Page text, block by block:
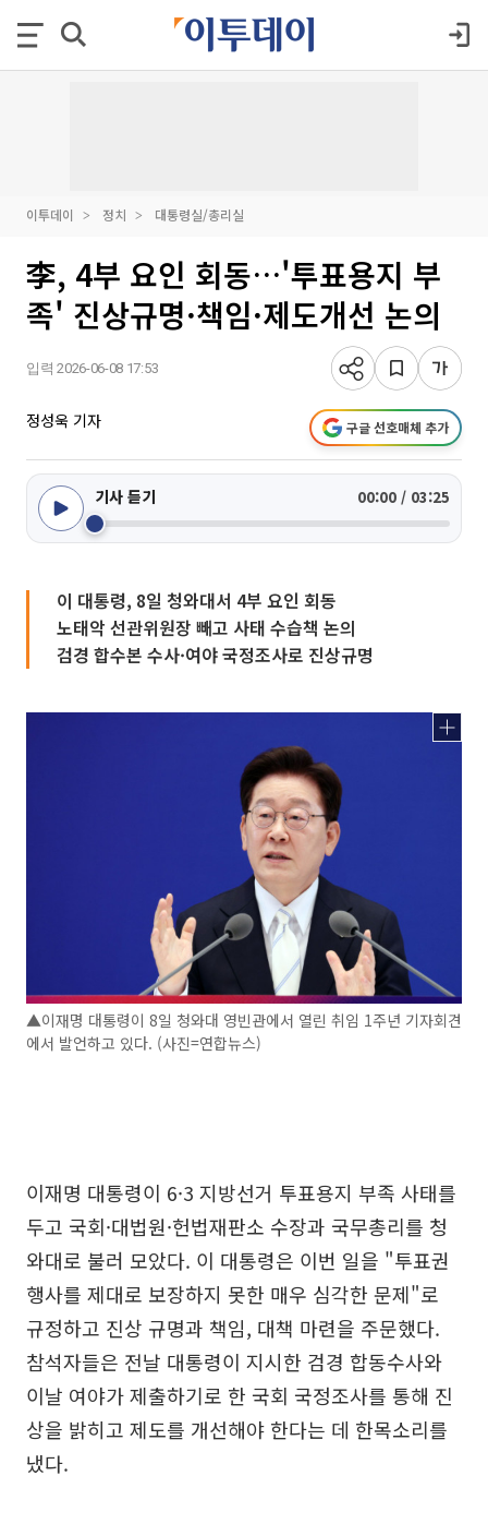
이투데이 정치 대통령실/총리실
李, 4부 요인 회동…'투표용지 부
족' 진상규명·책임·제도개선 논의
입력 2026-06-08 17:53
정성욱 기자 구글 선호매체 추가
기사 듣기 00:00 / 03:25
이 대통령, 8일 청와대서 4부 요인 회동
노태악 선관위원장 빼고 사태 수습책 논의
검경 합수본 수사·여야 국정조사로 진상규명
▲이재명 대통령이 8일 청와대 영빈관에서 열린 취임 1주년 기자회견
에서 발언하고 있다. (사진=연합뉴스)
이재명 대통령이 6·3 지방선거 투표용지 부족 사태를
두고 국회·대법원·헌법재판소 수장과 국무총리를 청
와대로 불러 모았다. 이 대통령은 이번 일을 "투표권
행사를 제대로 보장하지 못한 매우 심각한 문제"로
규정하고 진상 규명과 책임, 대책 마련을 주문했다.
참석자들은 전날 대통령이 지시한 검경 합동수사와
이날 여야가 제출하기로 한 국회 국정조사를 통해 진
상을 밝히고 제도를 개선해야 한다는 데 한목소리를
냈다.